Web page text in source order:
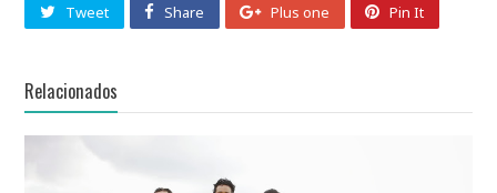
Tweet Share Plus one Pin It
Relacionados